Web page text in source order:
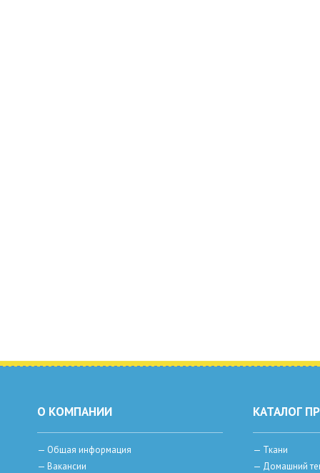
О КОМПАНИИ
— Общая информация
— Вакансии
КАТАЛОГ
— Ткани
— Домашний